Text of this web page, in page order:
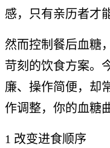
感，只有亲历者才
然而控制餐后血糖
苛刻的饮食方案。
廉、操作简便，却
作调整，你的血糖
1 改变进食顺序